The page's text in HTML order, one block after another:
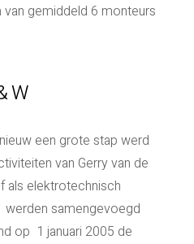
van gemiddeld 6 monteurs
W
een grote stap werd
van Gerry van de
als elektrotechnisch
werden samengevoegd
op 1 januari 2005 de